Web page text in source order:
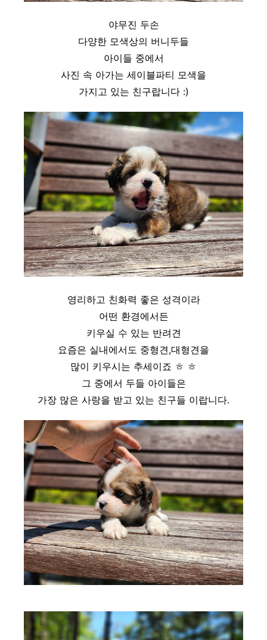
야무진 두손
다양한 모색상의 버니두들
아이들 중에서
사진 속 아가는 세이블파티 모색을
가지고 있는 친구랍니다 :)
영리하고 친화력 좋은 성격이라
어떤 환경에서든
키우실 수 있는 반려견
요즘은 실내에서도 중형견,대형견을
많이 키우시는 추세이죠 ㅎ ㅎ
그 중에서 두들 아이들은
가장 많은 사랑을 받고 있는 친구들 이랍니다.